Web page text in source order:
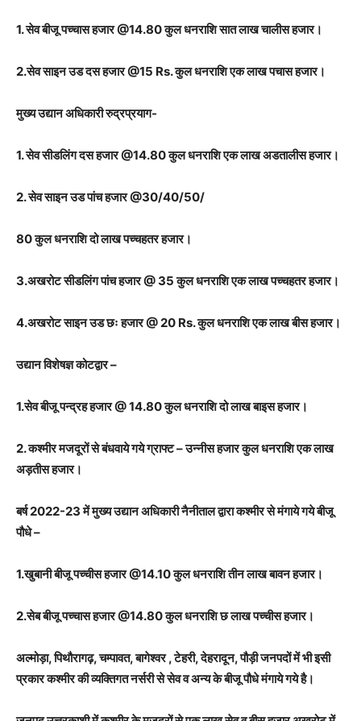
1. सेव बीजू पच्चास हजार @14.80 कुल धनराशि सात लाख चालीस हजार।
2.सेव साइन उड दस हजार @15 Rs. कुल धनराशि एक लाख पचास हजार।
मुख्य उद्यान अधिकारी रुद्रप्रयाग-
1. सेव सीडलिंग दस हजार @14.80 कुल धनराशि एक लाख अडतालीस हजार।
2. सेव साइन उड पांच हजार @30/40/50/
80 कुल धनराशि दो लाख पच्चहतर हजार।
3.अखरोट सीडलिंग पांच हजार @ 35 कुल धनराशि एक लाख पच्चहतर हजार।
4.अखरोट साइन उड छः हजार @ 20 Rs. कुल धनराशि एक लाख बीस हजार।
उद्यान विशेषज्ञ कोटद्वार –
1.सेव बीजू पन्द्रह हजार @ 14.80 कुल धनराशि दो लाख बाइस हजार।
2. कश्मीर मजदूरों से बंधवाये गये ग्राफ्ट – उन्नीस हजार कुल धनराशि एक लाख
अड़तीस हजार।
बर्ष 2022-23 में मुख्य उद्यान अधिकारी नैनीताल द्वारा कश्मीर से मंगाये गये बीजू
पौधे –
1.खुबानी बीजू पच्चीस हजार @14.10 कुल धनराशि तीन लाख बावन हजार।
2.सेब बीजू पच्चास हजार @14.80 कुल धनराशि छ लाख पच्चीस हजार।
अल्मोड़ा, पिथौरागढ़, चम्पावत, बागेश्वर , टेहरी, देहरादून, पौड़ी जनपदों में भी इसी
प्रकार कश्मीर की व्यक्तिगत नर्सरी से सेव व अन्य के बीजू पौधे मंगाये गये है।